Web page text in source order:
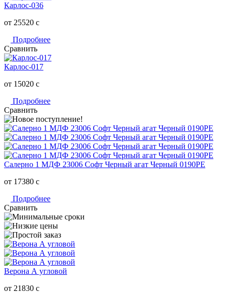
Карлос-036
от 25520 c
Подробнее
Сравнить
Карлос-017
от 15020 c
Подробнее
Сравнить
Салерно 1 МДФ 23006 Софт Черный агат Черный 0190РЕ
от 17380 c
Подробнее
Сравнить
Верона А угловой
от 21830 c